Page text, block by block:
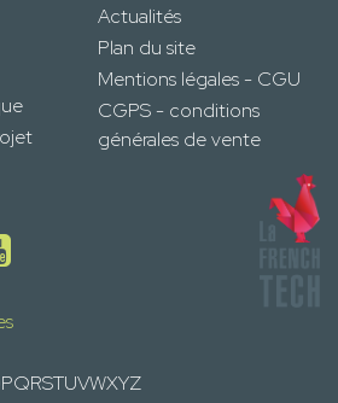
Actualités
Plan du site
Mentions légales - CGU
CGPS - conditions
générales de vente
PQRSTUVWXYZ